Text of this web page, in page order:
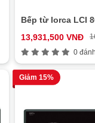
Bếp từ lorca LCI
13,931,500 VNĐ
0
Giảm 15%